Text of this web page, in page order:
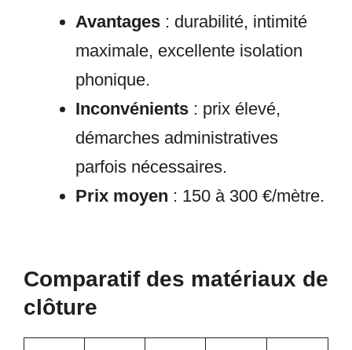
Avantages : durabilité, intimité
maximale, excellente isolation
phonique.
Inconvénients : prix élevé,
démarches administratives
parfois nécessaires.
Prix moyen : 150 à 300 €/mètre.
Comparatif des matériaux de
clôture